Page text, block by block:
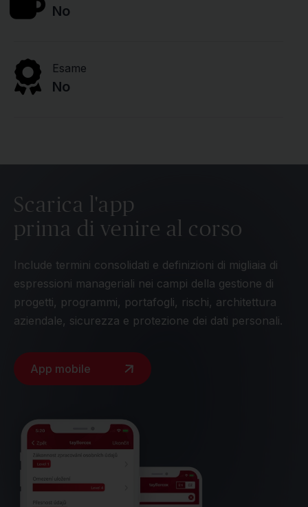
No
Esame
No
Scarica l'app
prima di venire al corso
Include termini consolidati e definizioni di migliaia di
espressioni manageriali nei campi della gestione di
progetti, programmi, portafogli, rischi, architettura
aziendale, sicurezza e protezione dei dati personali.
App mobile